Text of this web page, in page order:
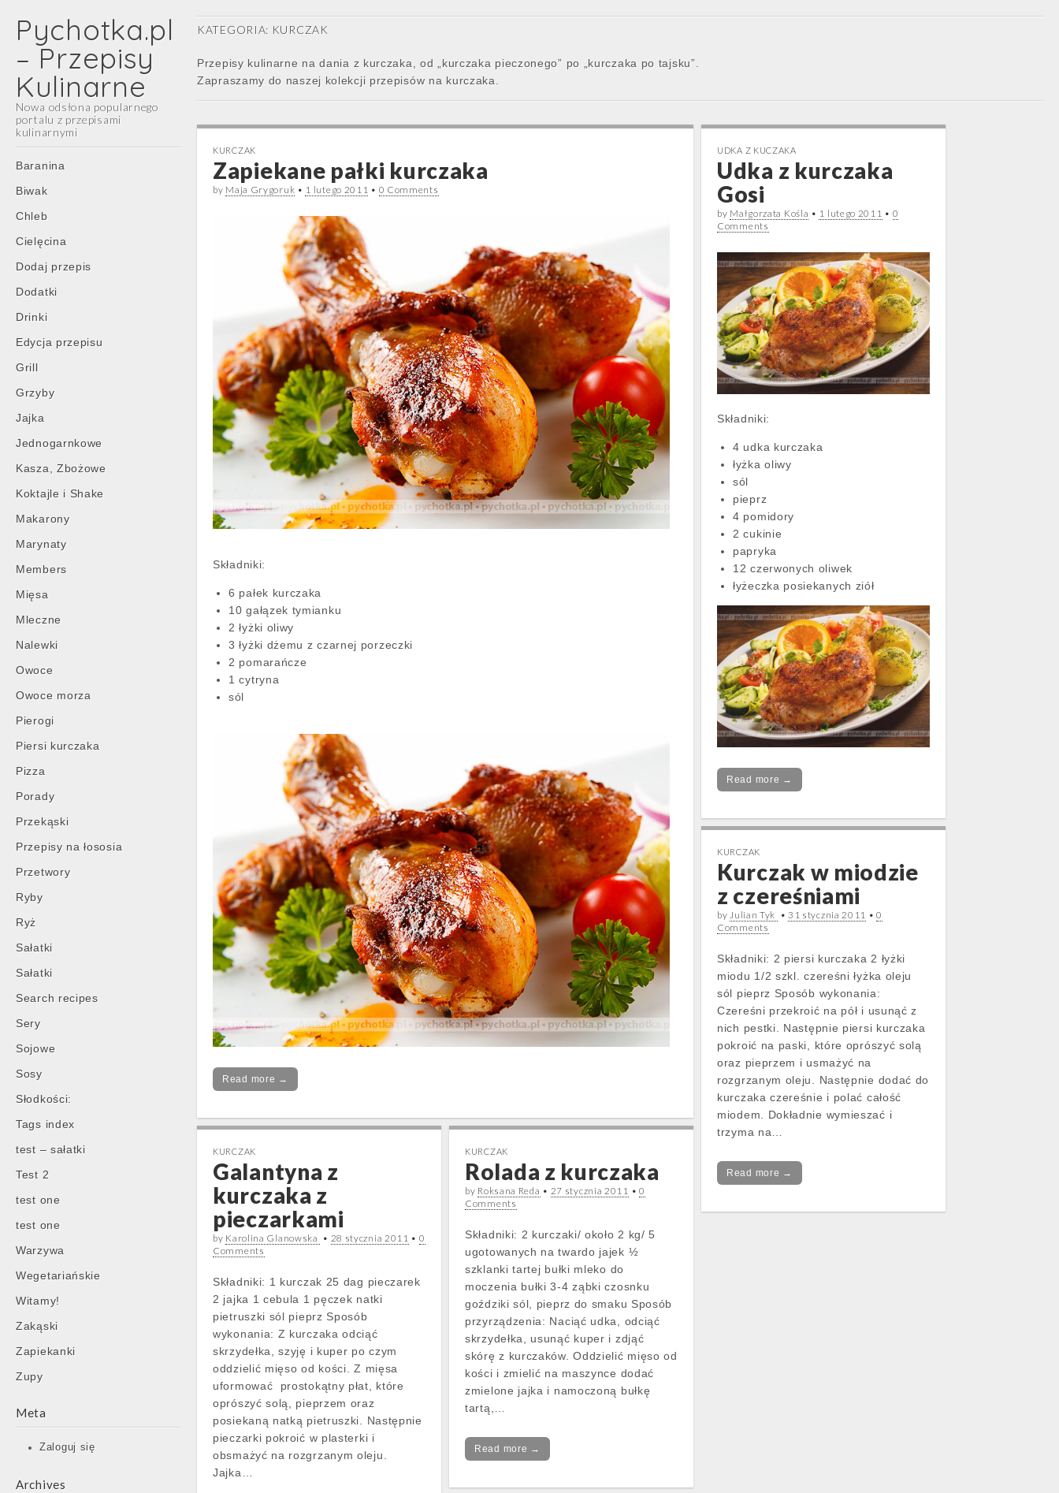
Pychotka.pl
– Przepisy
Kulinarne
Nowa odsłona popularnego
portalu z przepisami
kulinarnymi
Main
menu
Skip
content
Baranina
Biwak
Chleb
Cielęcina
Dodaj przepis
Dodatki
Drinki
Edycja przepisu
Grill
Grzyby
Jajka
Jednogarnkowe
Kasza, Zbożowe
Koktajle i Shake
Makarony
Marynaty
Members
Mięsa
Mleczne
Nalewki
Owoce
Owoce morza
Pierogi
Piersi kurczaka
Pizza
Porady
Przekąski
Przepisy na łososia
Przetwory
Ryby
Ryż
Sałatki
Sałatki
Search recipes
Sery
Sojowe
Sosy
Słodkości:
Tags index
test – sałatki
Test 2
test one
test one
Warzywa
Wegetariańskie
Witamy!
Zakąski
Zapiekanki
Zupy
Meta
Zaloguj się
Archives
KATEGORIA: KURCZAK
Przepisy kulinarne na dania z kurczaka, od „kurczaka pieczonego” po „kurczaka po tajsku”.
Zapraszamy do naszej kolekcji przepisów na kurczaka.
KURCZAK
Zapiekane pałki kurczaka
by Maja Grygoruk • 1 lutego 2011 • 0 Comments
Składniki:
6 pałek kurczaka
10 gałązek tymianku
2 łyżki oliwy
3 łyżki dżemu z czarnej porzeczki
2 pomarańcze
1 cytryna
sól
Read more →
UDKA Z KUCZAKA
Udka z kurczaka
Gosi
by Małgorzata Kośla • 1 lutego 2011 • 0
Comments
Składniki:
4 udka kurczaka
łyżka oliwy
sól
pieprz
4 pomidory
2 cukinie
papryka
12 czerwonych oliwek
łyżeczka posiekanych ziół
Read more →
KURCZAK
Kurczak w miodzie
z czereśniami
byJulian Tyk • 31 stycznia 2011 •0
Comments
Składniki: 2 piersi kurczaka 2 łyżki
miodu 1/2 szkl. czereśni łyżka oleju
sól pieprz Sposób wykonania:
Czereśni przekroić na pół i usunąć z
nich pestki. Następnie piersi kurczaka
pokroić na paski, które oprószyć solą
oraz pieprzem i usmażyć na
rozgrzanym oleju. Następnie dodać do
kurczaka czereśnie i polać całość
miodem. Dokładnie wymieszać i
trzyma na…
Read more →
KURCZAK
Galantyna z
kurczaka z
pieczarkami
by Karolina Glanowska • 28 stycznia 2011 • 0
Comments
Składniki: 1 kurczak 25 dag pieczarek
2 jajka 1 cebula 1 pęczek natki
pietruszki sól pieprz Sposób
wykonania: Z kurczaka odciąć
skrzydełka, szyję i kuper po czym
oddzielić mięso od kości. Z mięsa
uformować prostokątny płat, które
oprószyć solą, pieprzem oraz
posiekaną natką pietruszki. Następnie
pieczarki pokroić w plasterki i
obsmażyć na rozgrzanym oleju.
Jajka…
KURCZAK
Rolada z kurczaka
by Roksana Reda • 27 stycznia 2011 • 0
Comments
Składniki: 2 kurczaki/ około 2 kg/ 5
ugotowanych na twardo jajek ½
szklanki tartej bułki mleko do
moczenia bułki 3-4 ząbki czosnku
goździki sól, pieprz do smaku Sposób
przyrządzenia: Naciąć udka, odciąć
skrzydełka, usunąć kuper i zdjąć
skórę z kurczaków. Oddzielić mięso od
kości i zmielić na maszynce dodać
zmielone jajka i namoczoną bułkę
tartą,…
Read more →